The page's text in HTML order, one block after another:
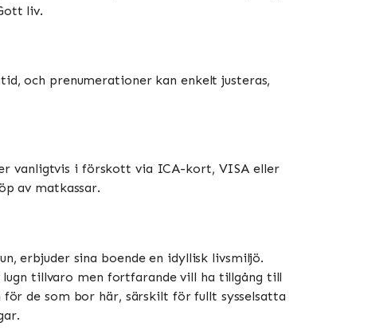
liv​​.
och prenumerationer kan enkelt justeras,
vanligtvis i förskott via ICA-kort, VISA eller
av matkassar​​.
erbjuder sina boende en idyllisk livsmiljö.
tillvaro men fortfarande vill ha tillgång till
de som bor här, särskilt för fullt sysselsatta